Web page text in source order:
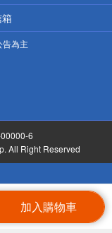
加入購物車
為主
6
All Right Reserved